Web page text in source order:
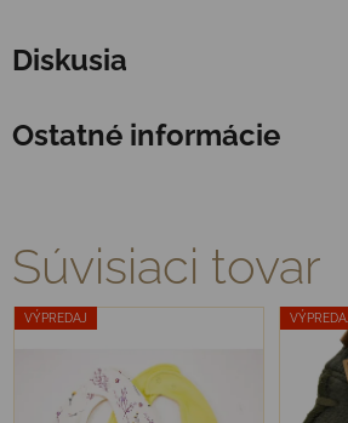
Diskusia
Ostatné informácie
Súvisiaci tovar
VÝPREDAJ VÝPREDAJ